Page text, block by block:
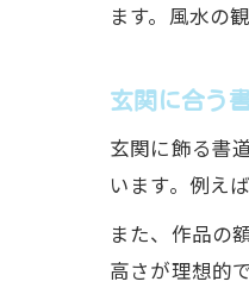
ます。風水の
玄関に合う
玄関に飾る書
います。例え
また、作品の
高さが理想的